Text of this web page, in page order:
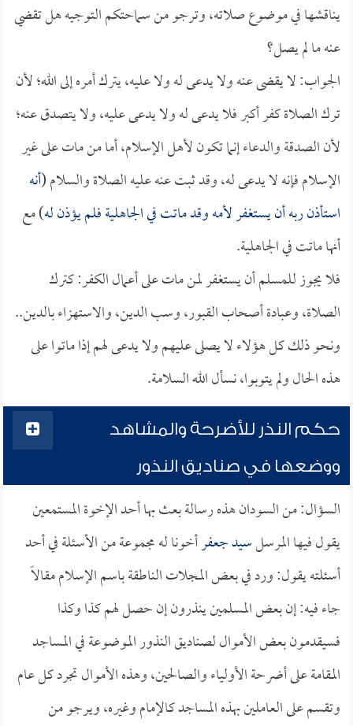
يناقشها في موضوع صلاته، وترجو من سماحتكم التوجيه هل تقضي
عنه ما لم يصل؟
الجواب: لا يقضى عنه ولا يدعى له ولا عليه، يترك أمره إلى الله؛ لأن
ترك الصلاة كفر أكبر فلا يدعى له ولا يدعى عليه، ولا يتصدق عنه؛
لأن الصدقة والدعاء إنما تكون لأهل الإسلام، أما من مات على غير
الإسلام فإنه لا يدعى له، وقد ثبت عنه عليه الصلاة والسلام (أنه
استأذن ربه أن يستغفر لأمه وقد ماتت في الجاهلية فلم يؤذن له) مع
أنها ماتت في الجاهلية.
فلا يجوز للمسلم أن يستغفر لمن مات على أعمال الكفر: كترك
الصلاة، وعبادة أصحاب القبور، وسب الدين، والاستهزاء بالدين..
ونحو ذلك كل هؤلاء لا يصلى عليهم ولا يدعى لهم إذا ماتوا على
هذه الحال ولم يتوبوا، نسأل الله السلامة.
حكم النذر للأضرحة والمشاهد
ووضعها في صناديق النذور
السؤال: من السودان هذه رسالة بعث بها أحد الإخوة المستمعين
يقول فيها المرسلسيد جعفرأخونا له مجموعة من الأسئلة في أحد
أسئلته يقول: ورد في بعض المجلات الناطقة باسم الإسلام مقالاً
جاء فيه: إن بعض المسلمين ينذرون إن حصل لهم كذا وكذا
فسيقدمون بعض الأموال لصناديق النذور الموضوعة في المساجد
المقامة على أضرحة الأولياء والصالحين، وهذه الأموال تجرد كل عام
وتقسم على العاملين بهذه المساجد كالإمام وغيره، ويرجو من